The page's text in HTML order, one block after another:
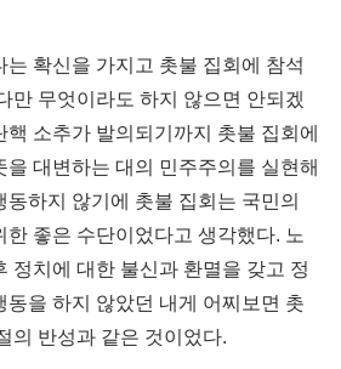
확신을 가지고 촛불 집회에 참석
만 무엇이라도 하지 않으면 안되겠
소추가 발의되기까지 촛불 집회에
을 대변하는 대의 민주주의를 실현해
하지 않기에 촛불 집회는 국민의
한 좋은 수단이었다고 생각했다. 노
정치에 대한 불신과 환멸을 갖고 정
동을 하지 않았던 내게 어찌보면 촛
의 반성과 같은 것이었다.